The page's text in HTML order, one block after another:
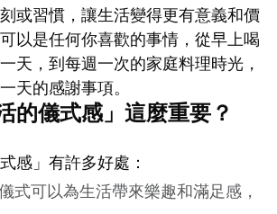
或習慣，讓生活變得更有意義和價
以是任何你喜歡的事情，從早上喝
天，到每週一次的家庭料理時光，
天的感謝事項。
的儀式感」這麼重要？
感」有許多好處：
式可以為生活帶來樂趣和滿足感，